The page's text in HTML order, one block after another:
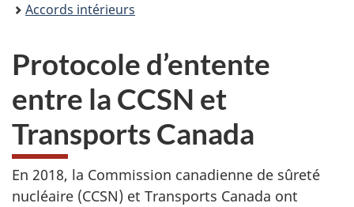
Accords intérieurs
Protocole d’entente
entre la CCSN et
Transports Canada
En 2018, la Commission canadienne de sûreté
nucléaire (CCSN) et Transports Canada ont